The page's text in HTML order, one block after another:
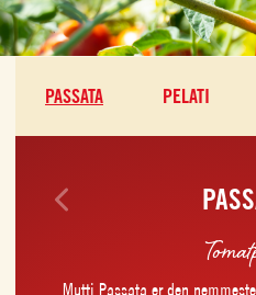
Mutti Passata er den
PASSATA PELATI